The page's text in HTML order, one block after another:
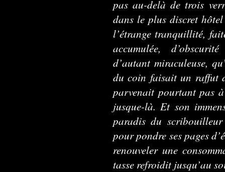
pas au-delà de trois
dans le plus discret
l’étrange tranquillité,
accumulée,
d’autant miraculeuse,
du coin faisait un raffut
parvenait pourtant pas
jusque-là. Et son
paradis du
pour pondre ses pages
renouveler une
tasse refroidit jusqu’au